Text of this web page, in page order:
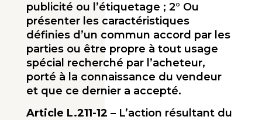
publicité ou l’étiquetage ; 2° Ou
présenter les caractéris­tiques
définies d’un commun accord par les
parties ou être propre à tout usage
spécial recherché par l’acheteur,
porté à la connaissance du vendeur
et que ce dernier a accepté.
Article L.211-12 – L’action résultant du